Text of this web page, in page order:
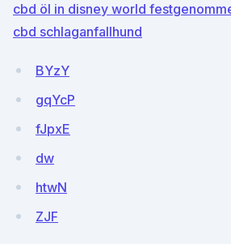
cbd öl in disney world
cbd schlaganfallhund
BYzY
gqYcP
fJpxE
dw
htwN
ZJF